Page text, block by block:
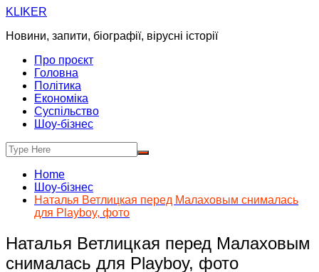
Skip
content
KLIKER
Новини, запити, біографії, вірусні історії
Про проєкт
Головна
Політика
Економіка
Суспільство
Шоу-бізнес
Home
Шоу-бізнес
Наталья Ветлицкая перед Малаховым снималась
для Playboy, фото
Наталья Ветлицкая перед Малаховым
снималась для Playboy, фото